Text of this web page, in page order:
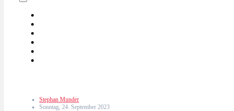
Stephan Munder
Sonntag, 24. September 2023